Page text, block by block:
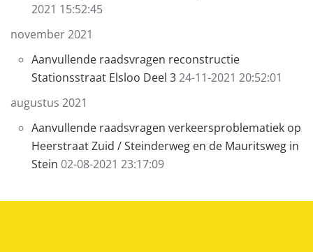
2021 15:52:45
november 2021
Aanvullende raadsvragen reconstructie
Stationsstraat Elsloo Deel 324-11-2021 20:52:01
augustus 2021
Aanvullende raadsvragen verkeersproblematiek op
Heerstraat Zuid / Steinderweg en de Mauritsweg in
Stein 02-08-2021 23:17:09